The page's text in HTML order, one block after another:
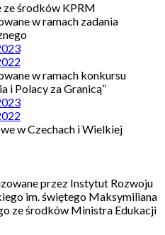
ze środków KPRM
w ramach zadania
w ramach konkursu
i Polacy za Granicą”
w Czechach i Wielkiej
przez Instytut Rozwoju
im. świętego Maksymiliana
ze środków Ministra Edukacji